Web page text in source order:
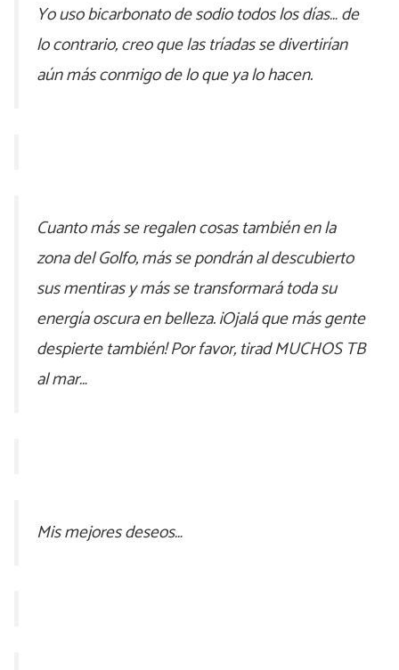
Yo uso bicarbonato de sodio todos los días… de
lo contrario, creo que las tríadas se divertirían
aún más conmigo de lo que ya lo hacen.
Cuanto más se regalen cosas también en la
zona del Golfo, más se pondrán al descubierto
sus mentiras y más se transformará toda su
energía oscura en belleza. ¡Ojalá que más gente
despierte también! Por favor, tirad MUCHOS TB
al mar…
Mis mejores deseos…